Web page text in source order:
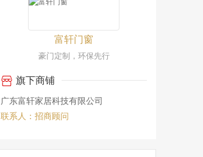
富轩门窗
豪门定制，环保先行
 旗下商铺
广东富轩家居科技有限公司
联系人：招商顾问
您好，我想加盟铝合金门窗！
崔先生
您好，我想加盟富轩门窗品牌！
投资金额不限，代理区域：北京